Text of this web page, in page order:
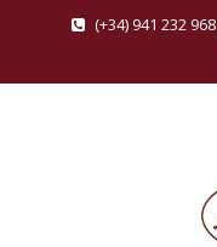
(+34) 941 232 968